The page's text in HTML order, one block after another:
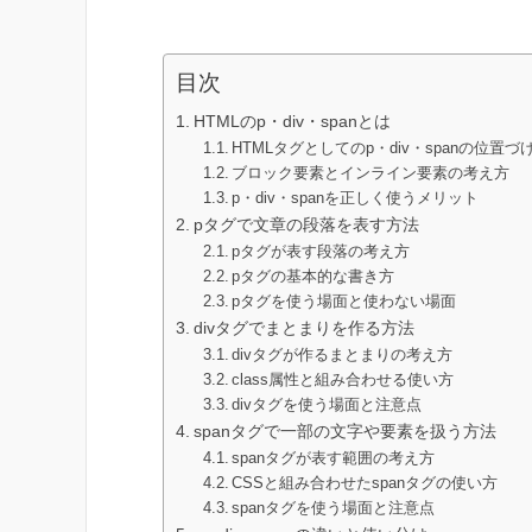
目次
HTMLのp・div・spanとは
HTMLタグとしてのp・div・spanの位置づ
ブロック要素とインライン要素の考え方
p・div・spanを正しく使うメリット
pタグで文章の段落を表す方法
pタグが表す段落の考え方
pタグの基本的な書き方
pタグを使う場面と使わない場面
divタグでまとまりを作る方法
divタグが作るまとまりの考え方
class属性と組み合わせる使い方
divタグを使う場面と注意点
spanタグで一部の文字や要素を扱う方法
spanタグが表す範囲の考え方
CSSと組み合わせたspanタグの使い方
spanタグを使う場面と注意点